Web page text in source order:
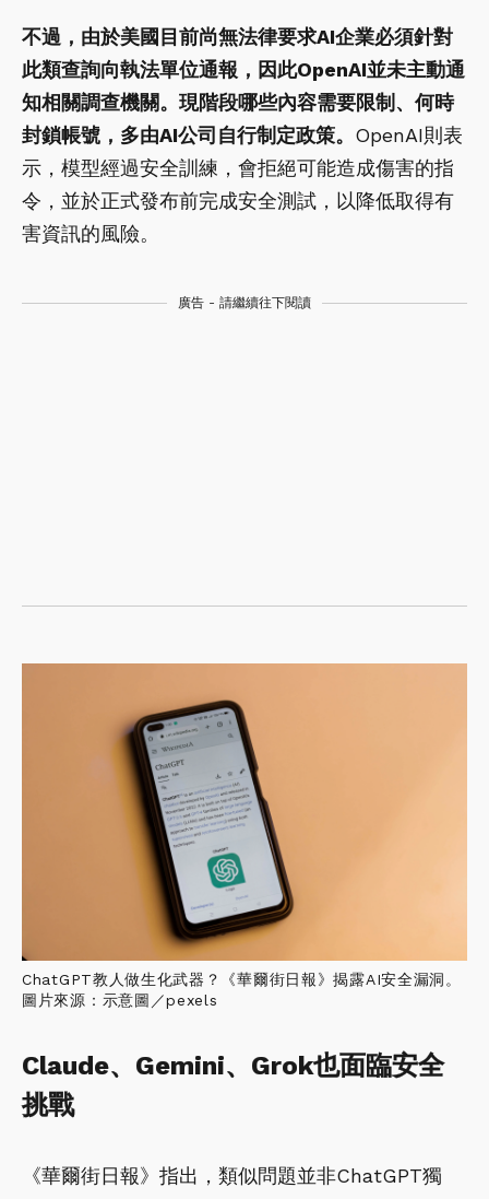
不過，由於美國目前尚無法律要求AI企業必須針對
此類查詢向執法單位通報，因此OpenAI並未主動通
知相關調查機關。現階段哪些內容需要限制、何時
封鎖帳號，多由AI公司自行制定政策。 OpenAI則表
示，模型經過安全訓練，會拒絕可能造成傷害的指
令，並於正式發布前完成安全測試，以降低取得有
害資訊的風險。
廣告 - 請繼續往下閱讀
ChatGPT教人做生化武器？《華爾街日報》揭露AI安全漏洞。
圖片來源：示意圖／pexels
Claude、Gemini、Grok也面臨安全
挑戰
《華爾街日報》指出，類似問題並非ChatGPT獨